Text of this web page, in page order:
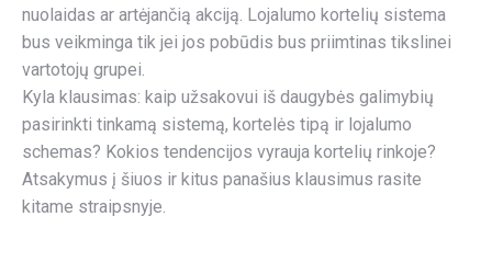
nuolaidas ar artėjančią akciją. Lojalumo kortelių sistema
bus veikminga tik jei jos pobūdis bus priimtinas tikslinei
vartotojų grupei.
Kyla klausimas: kaip užsakovui iš daugybės galimybių
pasirinkti tinkamą sistemą, kortelės tipą ir lojalumo
schemas? Kokios tendencijos vyrauja kortelių rinkoje?
Atsakymus į šiuos ir kitus panašius klausimus rasite
kitame straipsnyje.